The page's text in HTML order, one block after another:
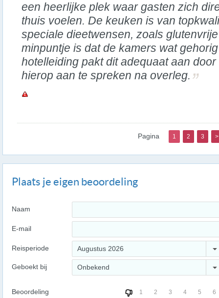
een heerlijke plek waar gasten zich
thuis voelen. De keuken is van
speciale dieetwensen, zoals
minpuntje is dat de kamers wat
hotelleiding pakt dit adequaat aan
hierop aan te spreken na overleg.
Pagina 1 2 3 >
Plaats je eigen beoordeling
Naam
E-mail
Reisperiode Augustus 2026
Geboekt bij Onbekend
Beoordeling 1 2 3 4 5 6